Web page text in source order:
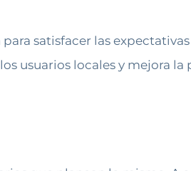
satisfacer las
usuarios locales y mejora